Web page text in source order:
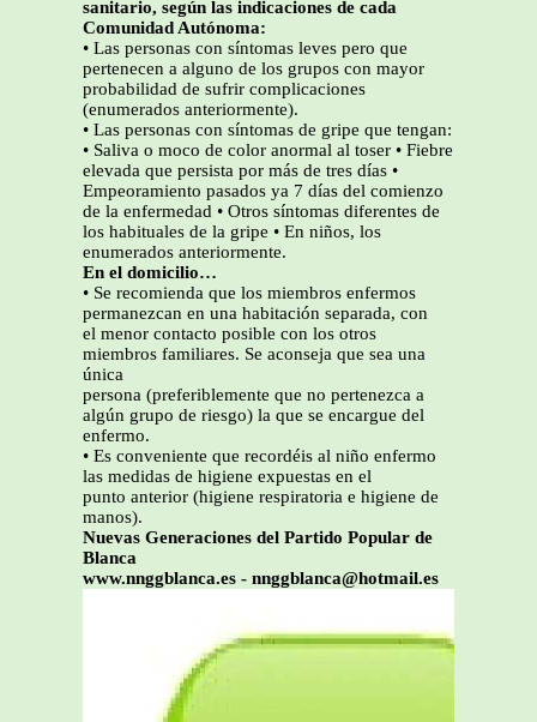
sanitario, según las indicaciones de cada
Comunidad Autónoma:
• Las personas con síntomas leves pero que
pertenecen a alguno de los grupos con mayor
probabilidad de sufrir complicaciones
(enumerados anteriormente).
• Las personas con síntomas de gripe que tengan:
• Saliva o moco de color anormal al toser • Fiebre
elevada que persista por más de tres días •
Empeoramiento pasados ya 7 días del comienzo
de la enfermedad • Otros síntomas diferentes de
los habituales de la gripe • En niños, los
enumerados anteriormente.
En el domicilio…
• Se recomienda que los miembros enfermos
permanezcan en una habitación separada, con
el menor contacto posible con los otros
miembros familiares. Se aconseja que sea una
única
persona (preferiblemente que no pertenezca a
algún grupo de riesgo) la que se encargue del
enfermo.
• Es conveniente que recordéis al niño enfermo
las medidas de higiene expuestas en el
punto anterior (higiene respiratoria e higiene de
manos).
Nuevas Generaciones del Partido Popular de
Blanca
www.nnggblanca.es - nnggblanca@hotmail.es